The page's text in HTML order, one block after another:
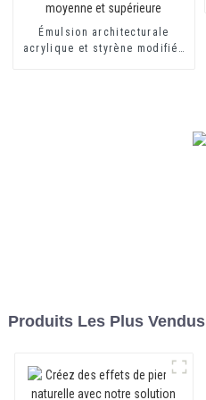
Émulsion architecturale
acrylique et styrène modifiée
Produits Les Plus Vendus